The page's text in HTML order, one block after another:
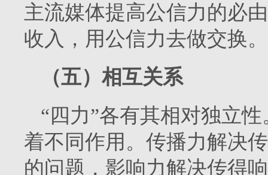
主流媒体提高公信力的必
收入，用公信力去做交换。
（五）相互关系
“四力”各有其相对独立
着不同作用。传播力解决
的问题，影响力解决传得